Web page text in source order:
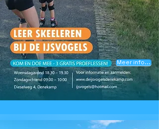
Meer info...